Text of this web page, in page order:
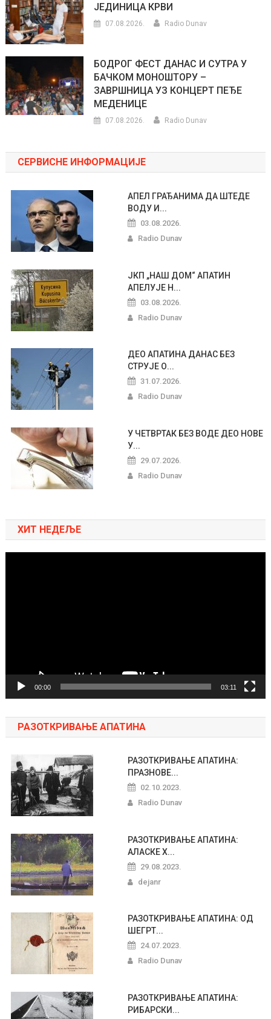
ЈЕДИНИЦА КРВИ
07.08.2026. Radio Dunav
БОДРОГ ФЕСТ ДАНАС И СУТРА У
БАЧКОМ МОНОШТОРУ –
ЗАВРШНИЦА УЗ КОНЦЕРТ ПЕЂЕ
МЕДЕНИЦЕ
07.08.2026. Radio Dunav
СЕРВИСНЕ ИНФОРМАЦИЈЕ
АПЕЛ ГРАЂАНИМА ДА ШТЕДЕ
ВОДУ И...
03.08.2026.
Radio Dunav
ЈКП „НАШ ДОМ“ АПАТИН
АПЕЛУЈЕ Н...
03.08.2026.
Radio Dunav
ДЕО АПАТИНА ДАНАС БЕЗ
СТРУЈЕ О...
31.07.2026.
Radio Dunav
У ЧЕТВРТАК БЕЗ ВОДЕ ДЕО НОВЕ
У...
29.07.2026.
Radio Dunav
ХИТ НЕДЕЉЕ
00:00 03:11
РАЗОТКРИВАЊЕ АПАТИНА
РАЗОТКРИВАЊЕ АПАТИНА:
ПРАЗНОВЕ...
02.10.2023.
Radio Dunav
РАЗОТКРИВАЊЕ АПАТИНА:
АЛАСКЕ Х...
29.08.2023.
dejanr
РАЗОТКРИВАЊЕ АПАТИНА: ОД
ШЕГРТ...
24.07.2023.
Radio Dunav
РАЗОТКРИВАЊЕ АПАТИНА:
РИБАРСКИ...